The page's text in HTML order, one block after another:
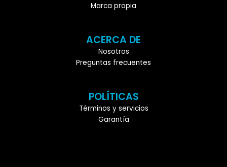
Marca propia
ACERCA DE
Nosotros
Preguntas frecuentes
POLÍTICAS
Términos y servicios
Garantía